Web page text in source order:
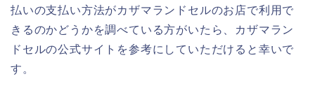
払いの支払い方法がカザマランドセルのお店で利用で
きるのかどうかを調べている方がいたら、カザマラン
ドセルの公式サイトを参考にしていただけると幸いで
す。